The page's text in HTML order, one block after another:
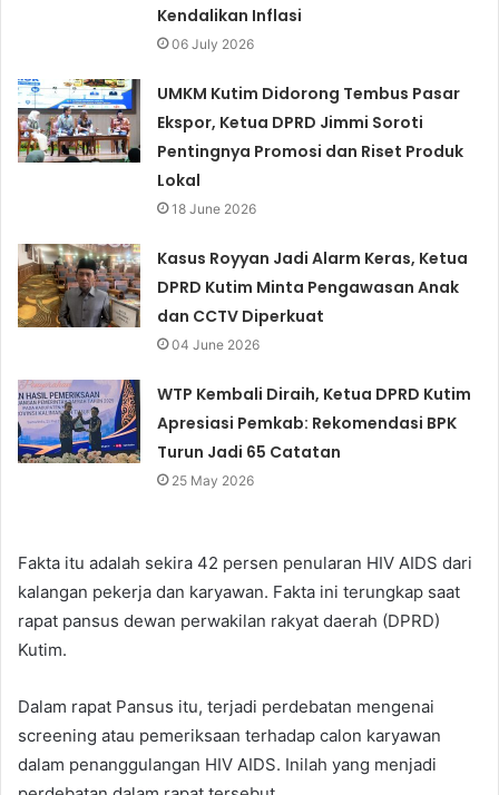
Kendalikan Inflasi
06 July 2026
UMKM Kutim Didorong Tembus Pasar
Ekspor, Ketua DPRD Jimmi Soroti
Pentingnya Promosi dan Riset Produk
Lokal
18 June 2026
Kasus Royyan Jadi Alarm Keras, Ketua
DPRD Kutim Minta Pengawasan Anak
dan CCTV Diperkuat
04 June 2026
WTP Kembali Diraih, Ketua DPRD Kutim
Apresiasi Pemkab: Rekomendasi BPK
Turun Jadi 65 Catatan
25 May 2026
Fakta itu adalah sekira 42 persen penularan HIV AIDS dari
kalangan pekerja dan karyawan. Fakta ini terungkap saat
rapat pansus dewan perwakilan rakyat daerah (DPRD)
Kutim.
Dalam rapat Pansus itu, terjadi perdebatan mengenai
screening atau pemeriksaan terhadap calon karyawan
dalam penanggulangan HIV AIDS. Inilah yang menjadi